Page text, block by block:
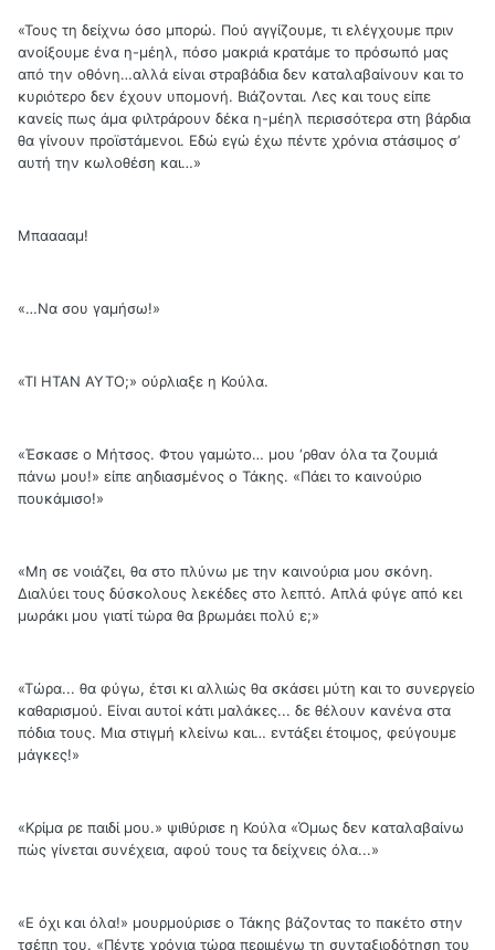
«Τους τη δείχνω όσο μπορώ. Πού αγγίζουμε, τι ελέγχουμε πριν
ανοίξουμε ένα η-μέηλ, πόσο μακριά κρατάμε το πρόσωπό μας
από την οθόνη…αλλά είναι στραβάδια δεν καταλαβαίνουν και το
κυριότερο δεν έχουν υπομονή. Βιάζονται. Λες και τους είπε
κανείς πως άμα φιλτράρουν δέκα η-μέηλ περισσότερα στη βάρδια
θα γίνουν προϊστάμενοι. Εδώ εγώ έχω πέντε χρόνια στάσιμος σ’
αυτή την κωλοθέση και…»
Μπααααμ!
«…Να σου γαμήσω!»
«ΤΙ ΗΤΑΝ ΑΥΤΟ;» ούρλιαξε η Κούλα.
«Έσκασε ο Μήτσος. Φτου γαμώτο… μου ‘ρθαν όλα τα ζουμιά
πάνω μου!» είπε αηδιασμένος ο Τάκης. «Πάει το καινούριο
πουκάμισο!»
«Μη σε νοιάζει, θα στο πλύνω με την καινούρια μου σκόνη.
Διαλύει τους δύσκολους λεκέδες στο λεπτό. Απλά φύγε από κει
μωράκι μου γιατί τώρα θα βρωμάει πολύ ε;»
«Τώρα... θα φύγω, έτσι κι αλλιώς θα σκάσει μύτη και το συνεργείο
καθαρισμού. Είναι αυτοί κάτι μαλάκες... δε θέλουν κανένα στα
πόδια τους. Μια στιγμή κλείνω και… εντάξει έτοιμος, φεύγουμε
μάγκες!»
«Κρίμα ρε παιδί μου.» ψιθύρισε η Κούλα «Όμως δεν καταλαβαίνω
πώς γίνεται συνέχεια, αφού τους τα δείχνεις όλα...»
«Ε όχι και όλα!» μουρμούρισε ο Τάκης βάζοντας το πακέτο στην
τσέπη του. «Πέντε χρόνια τώρα περιμένω τη συνταξιοδότηση του